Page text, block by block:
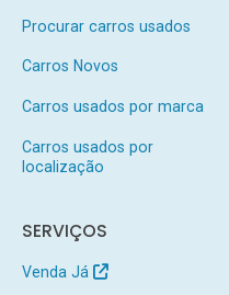
Procurar carros usados
Carros Novos
Carros usados por marca
Carros usados por
localização
SERVIÇOS
Venda Já